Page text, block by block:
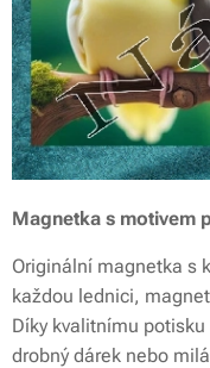
Magnetka s motivem
Originální magnetka s
každou lednici,
Díky kvalitnímu
drobný dárek nebo